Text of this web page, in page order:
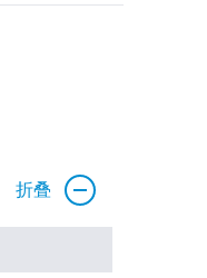
折叠